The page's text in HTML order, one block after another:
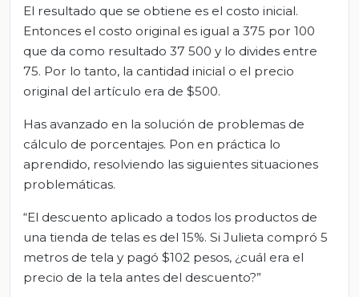
El resultado que se obtiene es el costo inicial.
Entonces el costo original es igual a 375 por 100
que da como resultado 37 500 y lo divides entre
75. Por lo tanto, la cantidad inicial o el precio
original del artículo era de $500.
Has avanzado en la solución de problemas de
cálculo de porcentajes. Pon en práctica lo
aprendido, resolviendo las siguientes situaciones
problemáticas.
“El descuento aplicado a todos los productos de
una tienda de telas es del 15%. Si Julieta compró 5
metros de tela y pagó $102 pesos, ¿cuál era el
precio de la tela antes del descuento?”